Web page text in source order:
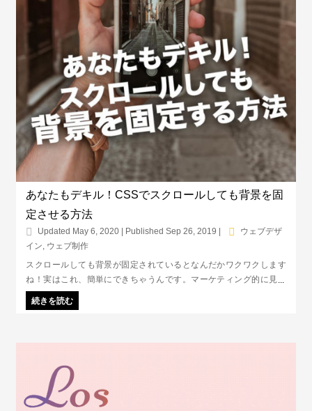
あなたもデキル！CSSでスクロールしても背景を固
定させる方法
Updated May 6, 2020 | Published Sep 26, 2019 |
ウェブデザ
イン, ウェブ制作
スクロールしても背景が固定されているとなんだかワクワクします
ね！実はこれ、簡単にできちゃうんです。マーケティング的に見る
と、伝えたいことに集中させられるというのがメリット。
background-attachmentというCSSを使って、早速背景を固定してみ
続きを読む